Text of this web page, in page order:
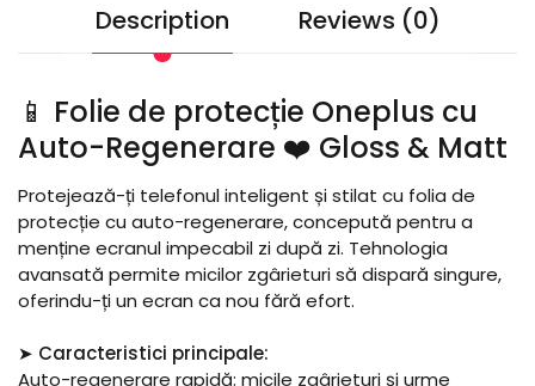
Description Reviews (0)
📱 Folie de protecție Oneplus cu
Auto-Regenerare ❤️ Gloss & Matt
Protejează-ți telefonul inteligent și stilat cu folia de
protecție cu auto-regenerare, concepută pentru a
menține ecranul impecabil zi după zi. Tehnologia
avansată permite micilor zgârieturi să dispară singure,
oferindu-ți un ecran ca nou fără efort.
➤ Caracteristici principale:
Auto-regenerare rapidă: micile zgârieturi și urme